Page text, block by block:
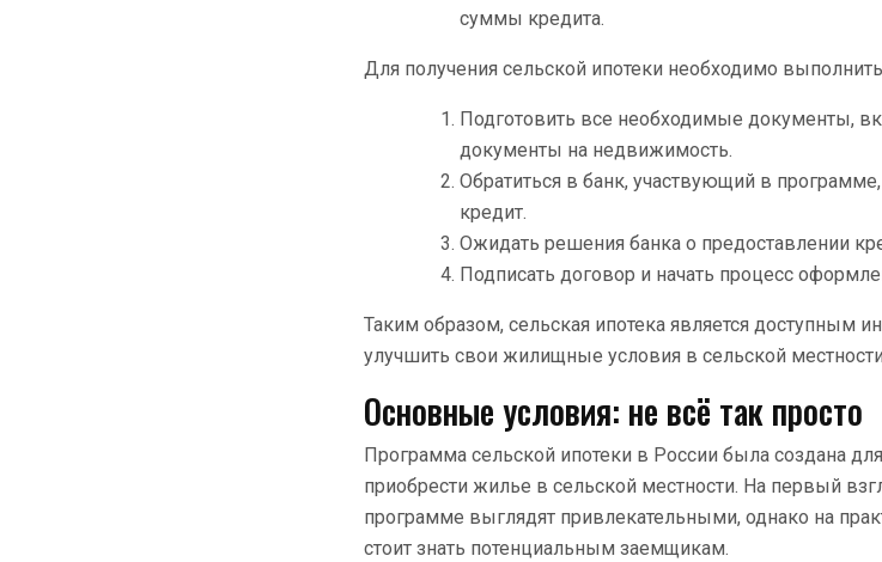
суммы кредита.
Для получения сельской ипотеки необходимо
Подготовить все необходимые документы,
документы на недвижимость.
Обратиться в банк, участвующий в
кредит.
Ожидать решения банка о предоставлении
Подписать договор и начать процесс
Таким образом, сельская ипотека является доступным
улучшить свои жилищные условия в сельской
Основные условия: не всё так просто
Программа сельской ипотеки в России была создана
приобрести жилье в сельской местности. На первый
программе выглядят привлекательными, однако на
стоит знать потенциальным заемщикам.